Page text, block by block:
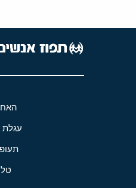
האח
עגלת